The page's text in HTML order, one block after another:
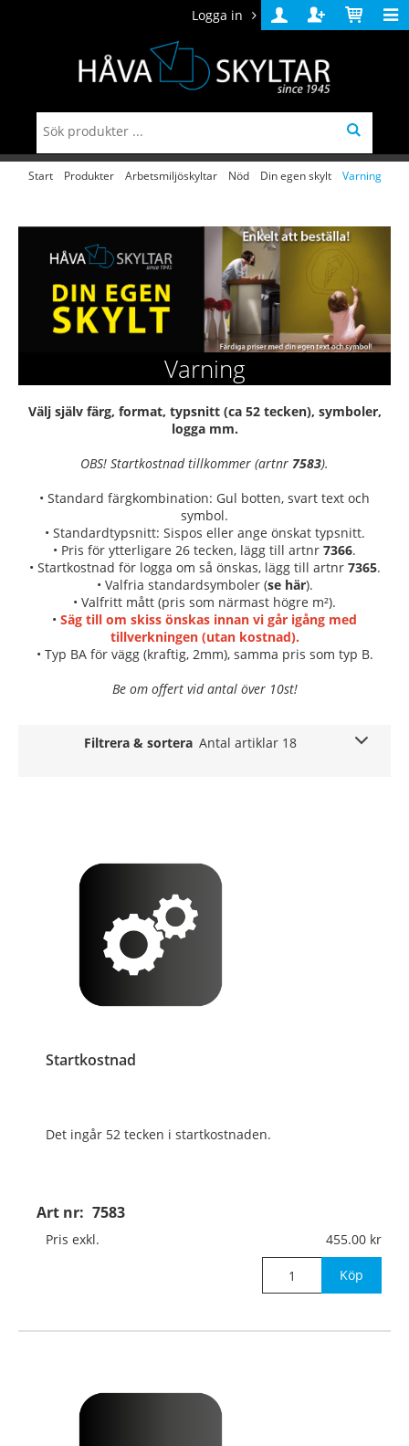
Logga in
Logga
in
Skapa
konto
Varukorg
Start Produkter Arbetsmiljöskyltar Nöd Din egen skylt Varning
Varning
Välj själv färg, format, typsnitt (ca 52 tecken), symboler,
logga mm.
OBS! Startkostnad tillkommer (artnr 7583).
• Standard färgkombination: Gul botten, svart text och
symbol.
• Standardtypsnitt: Sispos eller ange önskat typsnitt.
• Pris för ytterligare 26 tecken, lägg till artnr 7366.
• Startkostnad för logga om så önskas, lägg till artnr 7365.
• Valfria standardsymboler (se här).
• Valfritt mått (pris som närmast högre m²).
• Säg till om skiss önskas innan vi går igång med
tillverkningen (utan kostnad).
• Typ BA för vägg (kraftig, 2mm), samma pris som typ B.
Be om offert vid antal över 10st!
Filtrera & sortera Antal artiklar 18
Startkostnad
Art nr: 7583
Det ingår 52 tecken i startkostnaden.
Pris exkl. 455.00
Köp